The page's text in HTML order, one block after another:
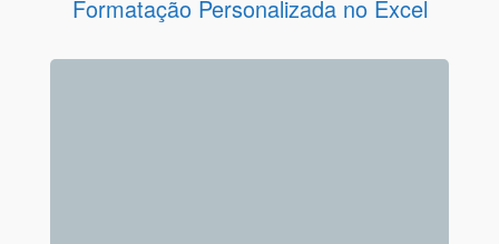
Formatação Personalizada no Excel